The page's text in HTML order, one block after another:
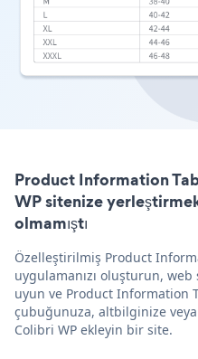
Product Information
WP sitenize
olmamıştı
Özelleştirilmiş Product
uygulamanızı oluşturun,
uyun ve Product Information
çubuğunuza, altbilginize
Colibri WP ekleyin bir site.